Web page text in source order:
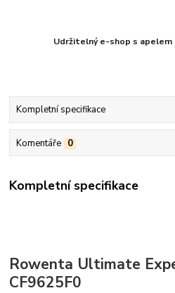
Udržitelný e-shop s apelem
Kompletní specifikace
Komentáře 0
Kompletní specifikace
Rowenta Ultimate
CF9625F0